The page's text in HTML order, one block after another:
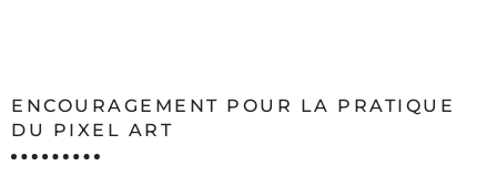
ENCOURAGEMENT POUR LA PRATIQUE
DU PIXEL ART